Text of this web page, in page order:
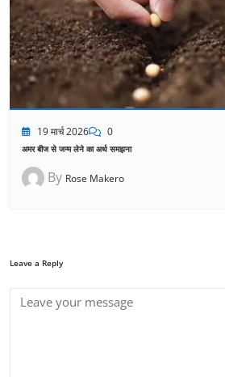
19 मार्च 2026 0
अमर बीज से जन्म लेने का अर्थ समझना
By Rose Makero
Leave a Reply